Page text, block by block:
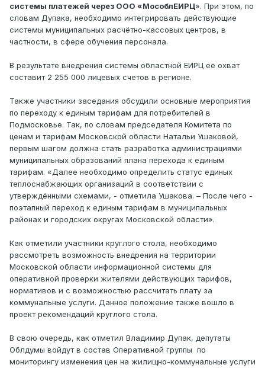
системы платежей через ООО «МособлЕИРЦ». При этом, по
словам Дупака, необходимо интегрировать действующие
системы муниципальных расчётно-кассовых центров, в
частности, в сфере обучения персонала.
В результате внедрения системы областной ЕИРЦ её охват
составит 2 255 000 лицевых счетов в регионе.
Также участники заседания обсудили основные мероприятия
по переходу к единым тарифам для потребителей в
Подмосковье. Так, по словам председателя Комитета по
ценам и тарифам Московской области Натальи Ушаковой,
первым шагом должна стать разработка администрациями
муниципальных образований плана перехода к единым
тарифам. «Далее необходимо определить статус единых
теплоснабжающих организаций в соответствии с
утверждёнными схемами, - отметила Ушакова. – После чего -
поэтапный переход к единым тарифам в муниципальных
районах и городских округах Московской области».
Как отметили участники круглого стола, необходимо
рассмотреть возможность внедрения на территории
Московской области информационной системы для
оперативной проверки жителями действующих тарифов,
нормативов и с возможностью рассчитать плату за
коммунальные услуги. Данное положение также вошло в
проект рекомендаций круглого стола.
В свою очередь, как отметил Владимир Дупак, депутаты
Облдумы войдут в состав Оперативной группы по
мониторингу изменения цен на жилищно-коммунальные услуги